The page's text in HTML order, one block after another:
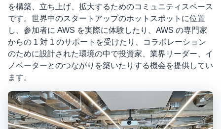
を構築、立ち上げ、拡大するためのコミュニティスペース
です。世界中のスタートアップのホットスポットに位置
し、参加者に AWS を実際に体験したり、AWS の専門家
からの 1 対 1 のサポートを受けたり、コラボレーション
のために設計された環境の中で投資家、業界リーダー、イ
ノベーターとのつながりを築いたりする機会を提供してい
ます。